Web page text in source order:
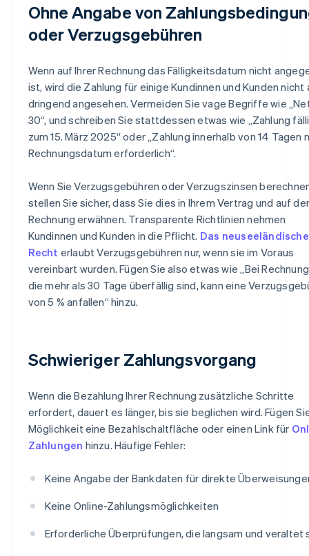
Ohne Angabe von
oder Verzugsgebühren
Wenn auf Ihrer Rechnung das Fälligkeitsdatum nicht
ist, wird die Zahlung für einige Kundinnen und Kunden nicht
dringend angesehen. Vermeiden Sie vage Begriffe wie
30“, und schreiben Sie stattdessen etwas wie „Zahlung
zum 15. März 2025“ oder „Zahlung innerhalb von 14 Tagen
Rechnungsdatum erforderlich“.
Wenn Sie Verzugsgebühren oder Verzugszinsen
stellen Sie sicher, dass Sie dies in Ihrem Vertrag und auf der
Rechnung erwähnen. Transparente Richtlinien nehmen
Kundinnen und Kunden in die Pflicht. Das neuseeländische
Recht erlaubt Verzugsgebühren nur, wenn sie im Voraus
vereinbart wurden. Fügen Sie also etwas wie „Bei
die mehr als 30 Tage überfällig sind, kann eine
von 5 % anfallen“ hinzu.
Schwieriger Zahlungsvorgang
Wenn die Bezahlung Ihrer Rechnung zusätzliche Schritte
erfordert, dauert es länger, bis sie beglichen wird. Fügen
Möglichkeit eine Bezahlschaltfläche oder einen Link für
Zahlungen hinzu. Häufige Fehler:
Keine Angabe der Bankdaten für direkte
Keine Online-Zahlungsmöglichkeiten
Erforderliche Überprüfungen, die langsam und veraltet